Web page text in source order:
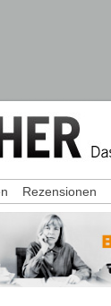
Rezensionen